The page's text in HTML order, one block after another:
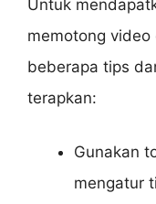
Untuk
memotong video
beberapa tips
terapkan:
Gunakan
mengatur